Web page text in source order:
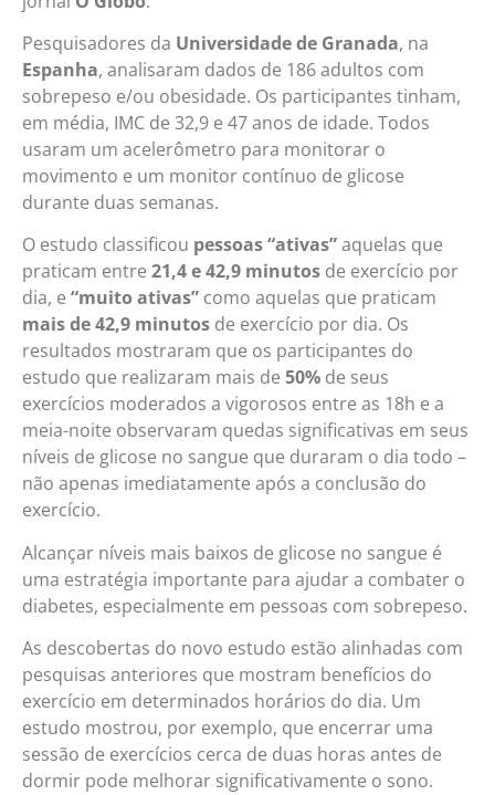
Pesquisadores da Universidade de Granada, na
Espanha, analisaram dados de 186 adultos com
sobrepeso e/ou obesidade. Os participantes tinham,
em média, IMC de 32,9 e 47 anos de idade. Todos
usaram um acelerômetro para monitorar o
movimento e um monitor contínuo de glicose
durante duas semanas.
O estudo classificou pessoas “ativas”aquelas que
praticam entre 21,4 e 42,9 minutos de exercício por
dia, e “muito ativas” como aquelas que praticam
mais de 42,9 minutos de exercício por dia. Os
resultados mostraram que os participantes do
estudo que realizaram mais de 50% de seus
exercícios moderados a vigorosos entre as 18h e a
meia-noite observaram quedas significativas em seus
níveis de glicose no sangue que duraram o dia todo –
não apenas imediatamente após a conclusão do
exercício.
Alcançar níveis mais baixos de glicose no sangue é
uma estratégia importante para ajudar a combater o
diabetes, especialmente em pessoas com sobrepeso.
As descobertas do novo estudo estão alinhadas com
pesquisas anteriores que mostram benefícios do
exercício em determinados horários do dia. Um
estudo mostrou, por exemplo, que encerrar uma
sessão de exercícios cerca de duas horas antes de
dormir pode melhorar significativamente o sono.